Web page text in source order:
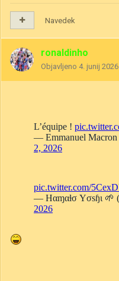
Navedek
ronaldinho
Objavljeno 4. junij 2026